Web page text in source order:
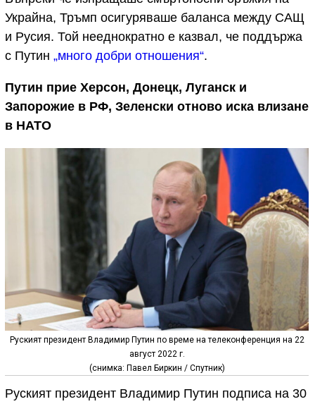
Украйна, Тръмп осигуряваше баланса между САЩ
и Русия. Той нееднократно е казвал, че поддържа
с Путин „много добри отношения“.
Путин прие Херсон, Донецк, Луганск и
Запорожие в РФ, Зеленски отново иска влизане
в НАТО
Руският президент Владимир Путин по време на телеконференция на 22
август 2022 г.
(снимка: Павел Биркин / Спутник)
Руският президент Владимир Путин подписа на 30